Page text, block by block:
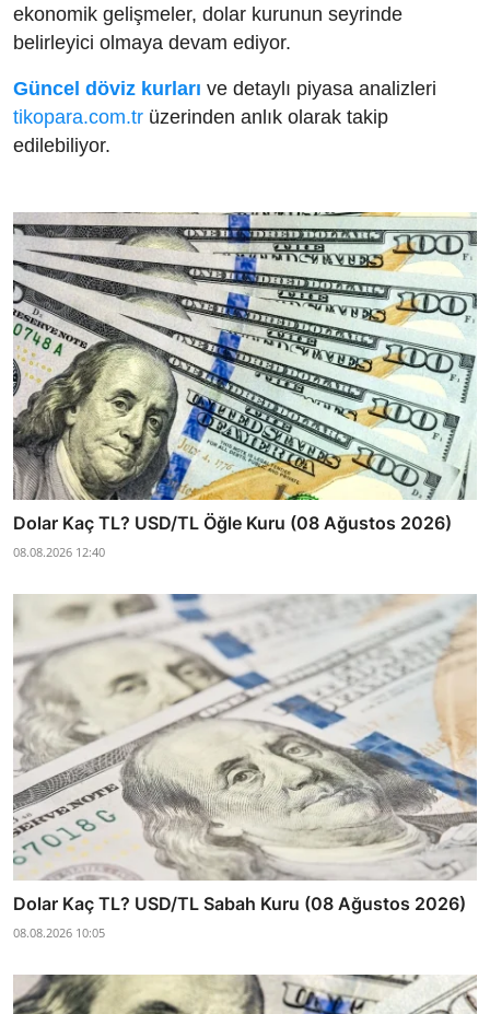
ekonomik gelişmeler, dolar kurunun seyrinde
belirleyici olmaya devam ediyor.
Güncel döviz kurları ve detaylı piyasa analizleri
tikopara.com.tr üzerinden anlık olarak takip
edilebiliyor.
Dolar Kaç TL? USD/TL Öğle Kuru (08 Ağustos 2026)
08.08.2026 12:40
Dolar Kaç TL? USD/TL Sabah Kuru (08 Ağustos 2026)
08.08.2026 10:05